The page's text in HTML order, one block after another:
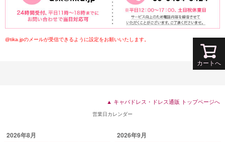
@tika.jpのメールが受信できるように設定をお願いいたします。
▲ キャバドレス・ドレス通販 トップページへ
営業日カレンダー
2026年8月 2026年9月
カートへ